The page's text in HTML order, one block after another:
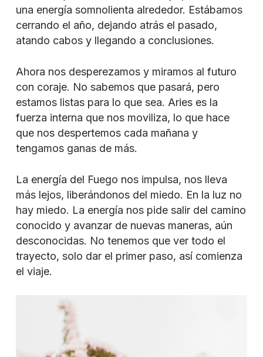
una energía somnolienta alrededor. Estábamos
cerrando el año, dejando atrás el pasado,
atando cabos y llegando a conclusiones.
Ahora nos desperezamos y miramos al futuro
con coraje. No sabemos que pasará, pero
estamos listas para lo que sea. Aries es la
fuerza interna que nos moviliza, lo que hace
que nos despertemos cada mañana y
tengamos ganas de más.
La energía del Fuego nos impulsa, nos lleva
más lejos, liberándonos del miedo. En la luz no
hay miedo. La energía nos pide salir del camino
conocido y avanzar de nuevas maneras, aún
desconocidas. No tenemos que ver todo el
trayecto, solo dar el primer paso, así comienza
el viaje.